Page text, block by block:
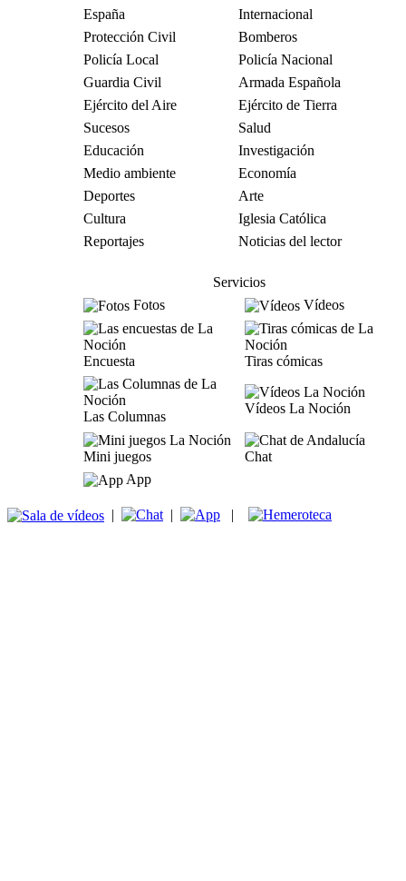
España
Internacional
Protección Civil
Bomberos
Policía Local
Policía Nacional
Guardia Civil
Armada Española
Ejército del Aire
Ejército de Tierra
Sucesos
Salud
Educación
Investigación
Medio ambiente
Economía
Deportes
Arte
Cultura
Iglesia Católica
Reportajes
Noticias del lector
Servicios
Fotos
Vídeos
Encuesta Tiras cómicas
Las Columnas
Vídeos La Noción
Mini juegos
Chat
App
| | |